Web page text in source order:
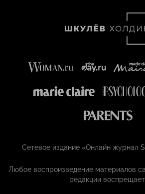
Сетевое издание «Онлайн журнал
Любое воспроизведение материалов
редакции